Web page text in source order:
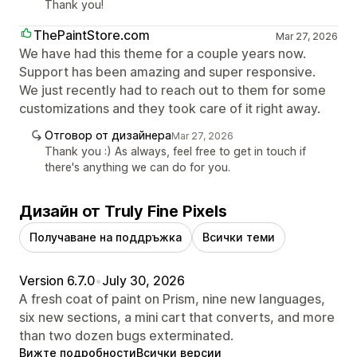
Thank you!
ThePaintStore.com Mar 27, 2026
We have had this theme for a couple years now.
Support has been amazing and super responsive.
We just recently had to reach out to them for some
customizations and they took care of it right away.
Отговор от дизайнераMar 27, 2026
Thank you :) As always, feel free to get in touch if
there's anything we can do for you.
Дизайн от Truly Fine Pixels
Получаване на поддръжка Всички теми
Version 6.7.0•July 30, 2026
A fresh coat of paint on Prism, nine new languages,
six new sections, a mini cart that converts, and more
than two dozen bugs exterminated.
Вижте подробностиВсички версии